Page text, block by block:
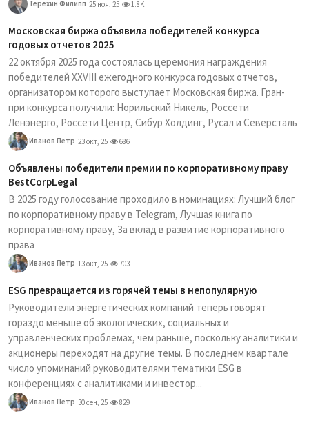
Терехин Филипп 25 ноя, 25 1.8K
Московская биржа объявила победителей конкурса
годовых отчетов 2025
22 октября 2025 года состоялась церемония награждения
победителей XXVIII ежегодного конкурса годовых отчетов,
организатором которого выступает Московская биржа. Гран-
при конкурса получили: Норильский Никель, Россети
Ленэнерго, Россети Центр, Сибур Холдинг, Русал и Северсталь
Иванов Петр 23 окт, 25 686
Объявлены победители премии по корпоративному праву
BestCorpLegal
В 2025 году голосование проходило в номинациях: Лучший блог
по корпоративному праву в Telegram, Лучшая книга по
корпоративному праву, За вклад в развитие корпоративного
права
Иванов Петр 13 окт, 25 703
ESG превращается из горячей темы в непопулярную
Руководители энергетических компаний теперь говорят
гораздо меньше об экологических, социальных и
управленческих проблемах, чем раньше, поскольку аналитики и
акционеры переходят на другие темы. В последнем квартале
число упоминаний руководителями тематики ESG в
конференциях с аналитиками и инвестор...
Иванов Петр 30 сен, 25 829